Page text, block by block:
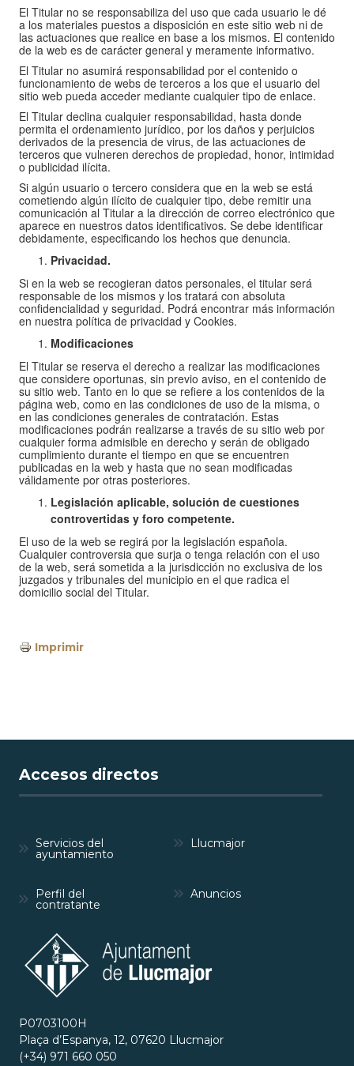
El Titular no se responsabiliza del uso que cada usuario le dé
a los materiales puestos a disposición en este sitio web ni de
las actuaciones que realice en base a los mismos. El contenido
de la web es de carácter general y meramente informativo.
El Titular no asumirá responsabilidad por el contenido o
funcionamiento de webs de terceros a los que el usuario del
sitio web pueda acceder mediante cualquier tipo de enlace.
El Titular declina cualquier responsabilidad, hasta donde
permita el ordenamiento jurídico, por los daños y perjuicios
derivados de la presencia de virus, de las actuaciones de
terceros que vulneren derechos de propiedad, honor, intimidad
o publicidad ilícita.
Si algún usuario o tercero considera que en la web se está
cometiendo algún ilícito de cualquier tipo, debe remitir una
comunicación al Titular a la dirección de correo electrónico que
aparece en nuestros datos identificativos. Se debe identificar
debidamente, especificando los hechos que denuncia.
Privacidad.
Si en la web se recogieran datos personales, el titular será
responsable de los mismos y los tratará con absoluta
confidencialidad y seguridad. Podrá encontrar más información
en nuestra política de privacidad y Cookies.
Modificaciones
El Titular se reserva el derecho a realizar las modificaciones
que considere oportunas, sin previo aviso, en el contenido de
su sitio web. Tanto en lo que se refiere a los contenidos de la
página web, como en las condiciones de uso de la misma, o
en las condiciones generales de contratación. Estas
modificaciones podrán realizarse a través de su sitio web por
cualquier forma admisible en derecho y serán de obligado
cumplimiento durante el tiempo en que se encuentren
publicadas en la web y hasta que no sean modificadas
válidamente por otras posteriores.
Legislación aplicable, solución de cuestiones
controvertidas y foro competente.
El uso de la web se regirá por la legislación española.
Cualquier controversia que surja o tenga relación con el uso
de la web, será sometida a la jurisdicción no exclusiva de los
juzgados y tribunales del municipio en el que radica el
domicilio social del Titular.
Imprimir
Accesos directos
Servicios del
ayuntamiento
Llucmajor
Perfil del
contratante
Anuncios
P0703100H
Plaça d’Espanya, 12, 07620 Llucmajor
(+34) 971 660 050